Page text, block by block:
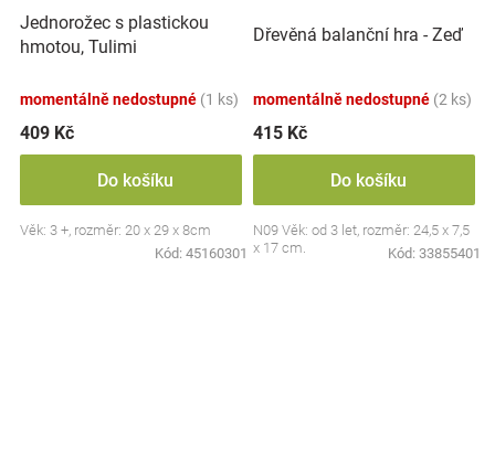
Jednorožec s plastickou
hmotou, Tulimi
momentálně nedostupné (1 ks)
409 Kč
Do košíku
Věk: 3 +, rozměr: 20 x 29 x 8cm
Kód: 45160301
Dřevěná balanční hra - Zeď
momentálně nedostupné (2 ks)
415 Kč
Do košíku
N09 Věk: od 3 let, rozměr: 24,5 x 7,5
x 17 cm.
Kód: 33855401